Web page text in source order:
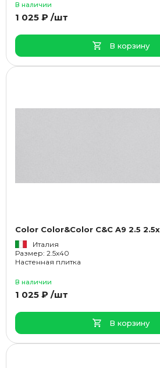
В наличии
1 025 ₽ /шт
В корзину
Color Color&Color C&C A9 2.5
Италия
Размер: 2.5x40
Настенная плитка
В наличии
1 025 ₽ /шт
В корзину